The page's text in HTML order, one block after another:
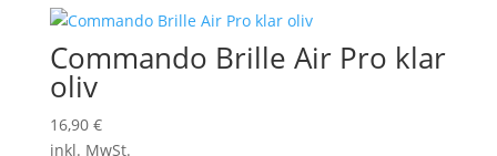
Commando Brille Air Pro klar
oliv
16,90 €
inkl. MwSt.